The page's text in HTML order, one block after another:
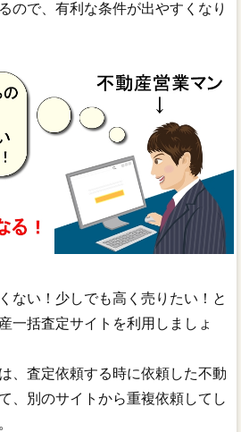
ので、有利な条件が出やすくなり
ない！少しでも高く売りたい！と
一括査定サイトを利用しましょ
、査定依頼する時に依頼した不動
、別のサイトから重複依頼してし